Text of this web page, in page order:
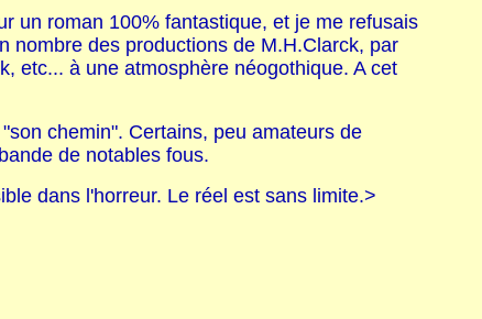
un roman 100% fantastique, et je me refusais
nombre des productions de M.H.Clarck, par
etc... à une atmosphère néogothique. A cet
chemin". Certains, peu amateurs de
de notables fous.
dans l'horreur. Le réel est sans limite.>